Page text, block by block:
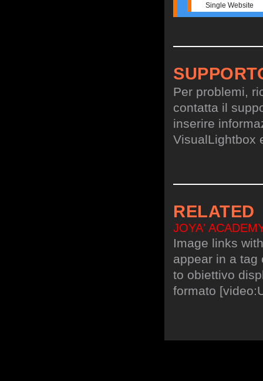
Single Website
Per problemi,
contatta il
inserire
VisualLightbox
RELATED
JOYA'
Image links
appear in a tag
to obiettivo
formato